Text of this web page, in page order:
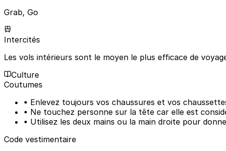
Grab, Go
Intercités
Les vols intérieurs sont le moyen le plus efficace de
Culture
Coutumes
• Enlevez toujours vos chaussures et vos
• Ne touchez personne sur la tête car elle est
• Utilisez les deux mains ou la main droite pour
Code vestimentaire